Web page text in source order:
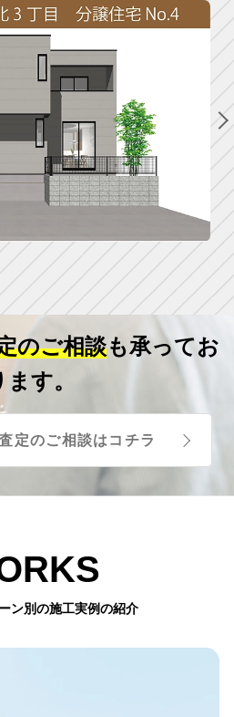
のご相談も承ってお
す。
定のご相談はコチラ
ン別の施工実例の紹介